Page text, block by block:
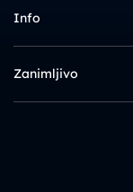
Info
Zanimljivo